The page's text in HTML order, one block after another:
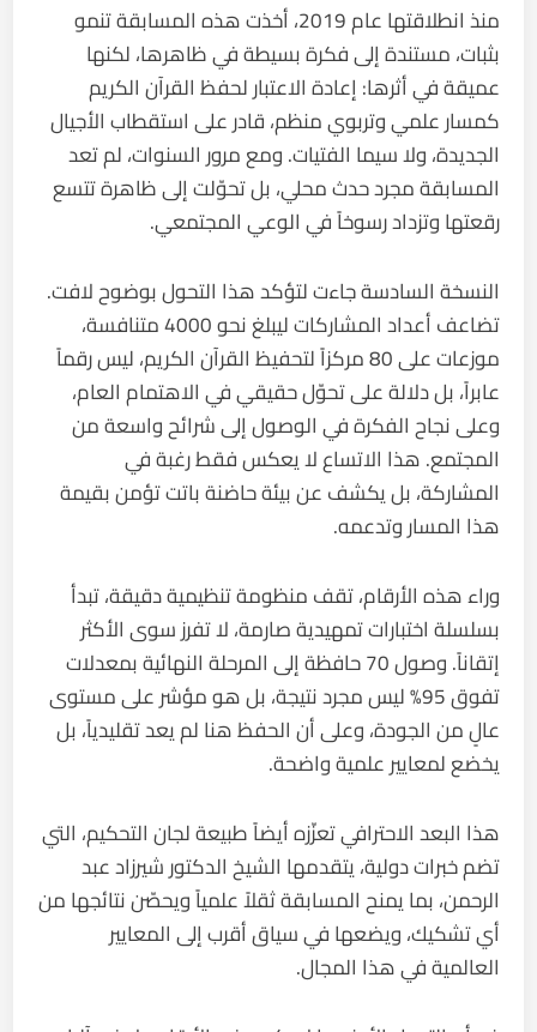
منذ انطلاقتها عام 2019، أخذت هذه المسابقة تنمو
بثبات، مستندة إلى فكرة بسيطة في ظاهرها، لكنها
عميقة في أثرها: إعادة الاعتبار لحفظ القرآن الكريم
كمسار علمي وتربوي منظم، قادر على استقطاب الأجيال
الجديدة، ولا سيما الفتيات. ومع مرور السنوات، لم تعد
المسابقة مجرد حدث محلي، بل تحوّلت إلى ظاهرة تتسع
رقعتها وتزداد رسوخاً في الوعي المجتمعي.
النسخة السادسة جاءت لتؤكد هذا التحول بوضوح لافت.
تضاعف أعداد المشاركات ليبلغ نحو 4000 متنافسة،
موزعات على 80 مركزاً لتحفيظ القرآن الكريم، ليس رقماً
عابراً، بل دلالة على تحوّل حقيقي في الاهتمام العام،
وعلى نجاح الفكرة في الوصول إلى شرائح واسعة من
المجتمع. هذا الاتساع لا يعكس فقط رغبة في
المشاركة، بل يكشف عن بيئة حاضنة باتت تؤمن بقيمة
هذا المسار وتدعمه.
وراء هذه الأرقام، تقف منظومة تنظيمية دقيقة، تبدأ
بسلسلة اختبارات تمهيدية صارمة، لا تفرز سوى الأكثر
إتقاناً. وصول 70 حافظة إلى المرحلة النهائية بمعدلات
تفوق 95% ليس مجرد نتيجة، بل هو مؤشر على مستوى
عالٍ من الجودة، وعلى أن الحفظ هنا لم يعد تقليدياً، بل
يخضع لمعايير علمية واضحة.
هذا البعد الاحترافي تعزّزه أيضاً طبيعة لجان التحكيم، التي
تضم خبرات دولية، يتقدمها الشيخ الدكتور شيرزاد عبد
الرحمن، بما يمنح المسابقة ثقلاً علمياً ويحصّن نتائجها من
أي تشكيك، ويضعها في سياق أقرب إلى المعايير
العالمية في هذا المجال.